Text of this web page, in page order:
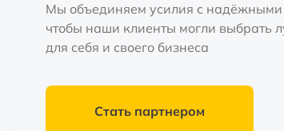
Мы объединяем усилия с
чтобы наши клиенты могли выбрать
для себя и своего бизнеса
Стать партнером